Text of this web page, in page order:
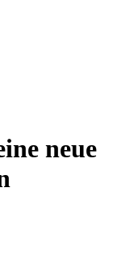
neue